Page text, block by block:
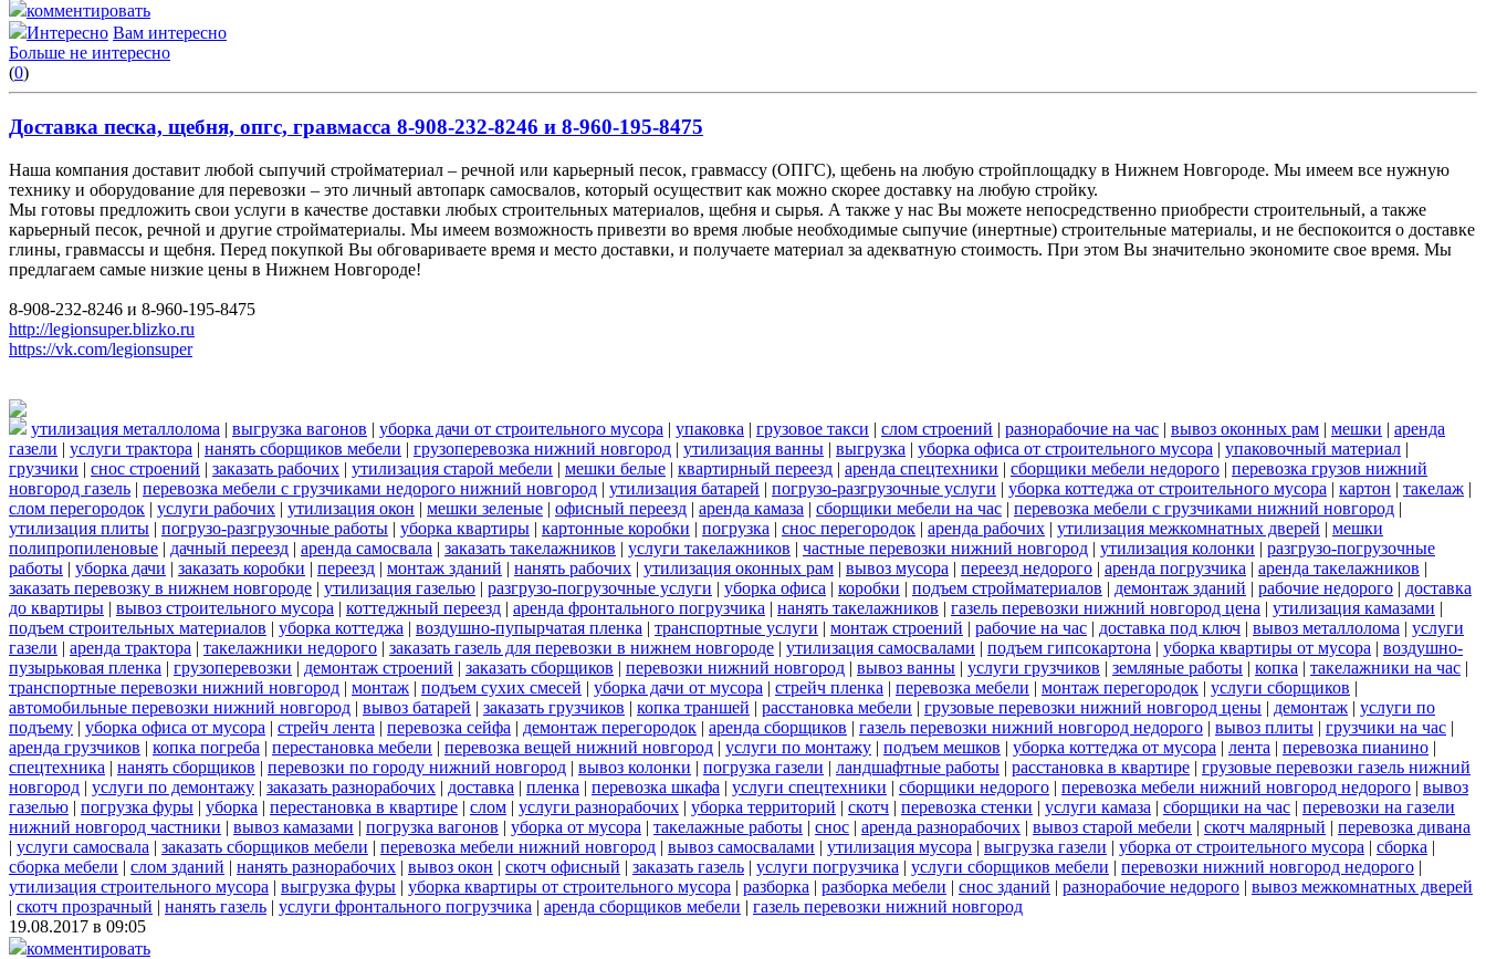
комментировать
Интересно Вам интересно
Больше не интересно
(0)
Доставка песка, щебня, опгс, гравмасса 8-908-232-8246 и 8-960-195-8475
Наша компания доставит любой сыпучий стройматериал – речной или карьерный песок, гравмассу (ОПГС), щебень на любую стройплощадку в Нижнем Новгороде. Мы имеем все нужную
технику и оборудование для перевозки – это личный автопарк самосвалов, который осуществит как можно скорее доставку на любую стройку.
Мы готовы предложить свои услуги в качестве доставки любых строительных материалов, щебня и сырья. А также у нас Вы можете непосредственно приобрести строительный, а также
карьерный песок, речной и другие стройматериалы. Мы имеем возможность привезти во время любые необходимые сыпучие (инертные) строительные материалы, и не беспокоится о доставке
глины, гравмассы и щебня. Перед покупкой Вы обговариваете время и место доставки, и получаете материал за адекватную стоимость. При этом Вы значительно экономите свое время. Мы
предлагаем самые низкие цены в Нижнем Новгороде!
8-908-232-8246 и 8-960-195-8475
http://legionsuper.blizko.ru
https://vk.com/legionsuper
утилизация металлолома | выгрузка вагонов | уборка дачи от строительного мусора | упаковка | грузовое такси | слом строений | разнорабочие на час | вывоз оконных рам | мешки | аренда
газели | услуги трактора | нанять сборщиков мебели | грузоперевозка нижний новгород | утилизация ванны | выгрузка | уборка офиса от строительного мусора | упаковочный материал |
грузчики | снос строений | заказать рабочих | утилизация старой мебели | мешки белые | квартирный переезд | аренда спецтехники | сборщики мебели недорого | перевозка грузов нижний
новгород газель | перевозка мебели с грузчиками недорого нижний новгород | утилизация батарей | погрузо-разгрузочные услуги | уборка коттеджа от строительного мусора | картон | такелаж |
слом перегородок | услуги рабочих | утилизация окон | мешки зеленые | офисный переезд | аренда камаза | сборщики мебели на час | перевозка мебели с грузчиками нижний новгород |
утилизация плиты | погрузо-разгрузочные работы | уборка квартиры | картонные коробки | погрузка | снос перегородок | аренда рабочих | утилизация межкомнатных дверей | мешки
полипропиленовые | дачный переезд | аренда самосвала | заказать такелажников | услуги такелажников | частные перевозки нижний новгород | утилизация колонки | разгрузо-погрузочные
работы | уборка дачи | заказать коробки | переезд | монтаж зданий | нанять рабочих | утилизация оконных рам | вывоз мусора | переезд недорого | аренда погрузчика | аренда такелажников |
заказать перевозку в нижнем новгороде | утилизация газелью | разгрузо-погрузочные услуги | уборка офиса | коробки | подъем стройматериалов | демонтаж зданий | рабочие недорого | доставка
до квартиры | вывоз строительного мусора | коттеджный переезд | аренда фронтального погрузчика | нанять такелажников | газель перевозки нижний новгород цена | утилизация камазами |
подъем строительных материалов | уборка коттеджа | воздушно-пупырчатая пленка | транспортные услуги | монтаж строений | рабочие на час | доставка под ключ | вывоз металлолома | услуги
газели | аренда трактора | такелажники недорого | заказать газель для перевозки в нижнем новгороде | утилизация самосвалами | подъем гипсокартона | уборка квартиры от мусора | воздушно-
пузырьковая пленка | грузоперевозки | демонтаж строений | заказать сборщиков | перевозки нижний новгород | вывоз ванны | услуги грузчиков | земляные работы | копка | такелажники на час |
транспортные перевозки нижний новгород | монтаж | подъем сухих смесей | уборка дачи от мусора | стрейч пленка | перевозка мебели | монтаж перегородок | услуги сборщиков |
автомобильные перевозки нижний новгород | вывоз батарей | заказать грузчиков | копка траншей | расстановка мебели | грузовые перевозки нижний новгород цены | демонтаж | услуги по
подъему | уборка офиса от мусора | стрейч лента | перевозка сейфа | демонтаж перегородок | аренда сборщиков | газель перевозки нижний новгород недорого | вывоз плиты | грузчики на час |
аренда грузчиков | копка погреба | перестановка мебели | перевозка вещей нижний новгород | услуги по монтажу | подъем мешков | уборка коттеджа от мусора | лента | перевозка пианино |
спецтехника | нанять сборщиков | перевозки по городу нижний новгород | вывоз колонки | погрузка газели | ландшафтные работы | расстановка в квартире | грузовые перевозки газель нижний
новгород | услуги по демонтажу | заказать разнорабочих | доставка | пленка | перевозка шкафа | услуги спецтехники | сборщики недорого | перевозка мебели нижний новгород недорого | вывоз
газелью | погрузка фуры | уборка | перестановка в квартире | слом | услуги разнорабочих | уборка территорий | скотч | перевозка стенки | услуги камаза | сборщики на час | перевозки на газели
нижний новгород частники | вывоз камазами | погрузка вагонов | уборка от мусора | такелажные работы | снос | аренда разнорабочих | вывоз старой мебели | скотч малярный | перевозка дивана
| услуги самосвала | заказать сборщиков мебели | перевозка мебели нижний новгород | вывоз самосвалами | утилизация мусора | выгрузка газели | уборка от строительного мусора | сборка |
сборка мебели | слом зданий | нанять разнорабочих | вывоз окон | скотч офисный | заказать газель | услуги погрузчика | услуги сборщиков мебели | перевозки нижний новгород недорого |
утилизация строительного мусора | выгрузка фуры | уборка квартиры от строительного мусора | разборка | разборка мебели | снос зданий | разнорабочие недорого | вывоз межкомнатных дверей
| скотч прозрачный | нанять газель | услуги фронтального погрузчика | аренда сборщиков мебели | газель перевозки нижний новгород
19.08.2017 в 09:05
комментировать